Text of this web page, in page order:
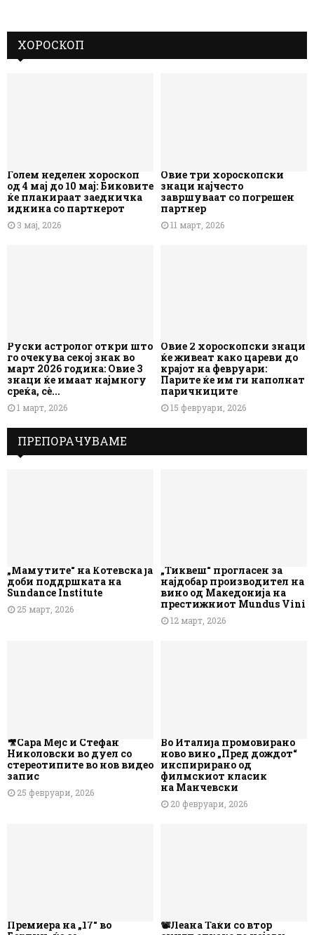
ХОРОСКОП
Голем неделен хороскоп
од 4 мај до 10 мај: Биковите
ќе планираат заедничка
иднина со партнерот
3 мај, 2026
Овие три хороскопски
знаци најчесто
завршуваат со погрешен
партнер
11 март, 2026
Руски астролог откри што
го очекува секој знак во
март 2026 година: Овие 3
знаци ќе имаат најмногу
среќа, сè...
1 март, 2026
Овие 2 хороскопски знаци
ќе живеат како цареви до
крајот на февруари:
Парите ќе им ги наполнат
паричниците
15 февруари, 2026
ПРЕПОРАЧУВАМЕ
„Мамутите“ на Котевска ја
доби поддршката на
Sundance Institute
25 март, 2026
„Тиквеш“ прогласен за
најдобар производител на
вино од Македонија на
престижниот Mundus Vini
12 март, 2026
🎥Сара Мејс и Стефан
Николовски во дуел со
стереотипите во нов видео
запис
25 февруари, 2026
Во Италија промовирано
ново вино „Пред дождот“
инспирирано од
филмскиот класик
на Манчевски
20 февруари, 2026
Премиера на „17“ во
📽️Леана Таќи со втор